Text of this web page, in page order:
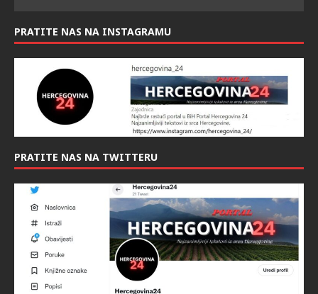
PRATITE NAS NA INSTAGRAMU
PRATITE NAS NA TWITTERU